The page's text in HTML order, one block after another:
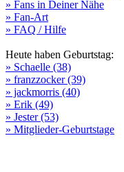
» Fans in Deiner Nähe
» Fan-Art
» FAQ / Hilfe
Heute haben Geburtstag:
» Schaelle (38)
» franzzocker (39)
» jackmorris (40)
» Erik (49)
» Jester (53)
» Mitglieder-Geburtstage